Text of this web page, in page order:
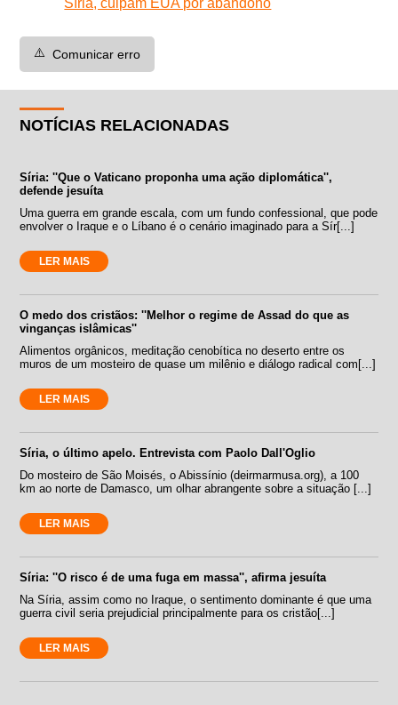
⚠️ Comunicar erro
NOTÍCIAS RELACIONADAS
Síria: ''Que o Vaticano proponha uma ação diplomática'',
defende jesuíta
Uma guerra em grande escala, com um fundo confessional, que pode
envolver o Iraque e o Líbano é o cenário imaginado para a Sír[...]
LER MAIS
O medo dos cristãos: ''Melhor o regime de Assad do que as
vinganças islâmicas''
Alimentos orgânicos, meditação cenobítica no deserto entre os
muros de um mosteiro de quase um milênio e diálogo radical com[...]
LER MAIS
Síria, o último apelo. Entrevista com Paolo Dall'Oglio
Do mosteiro de São Moisés, o Abissínio (deirmarmusa.org), a 100
km ao norte de Damasco, um olhar abrangente sobre a situação [...]
LER MAIS
Síria: ''O risco é de uma fuga em massa'', afirma jesuíta
Na Síria, assim como no Iraque, o sentimento dominante é que uma
guerra civil seria prejudicial principalmente para os cristão[...]
LER MAIS